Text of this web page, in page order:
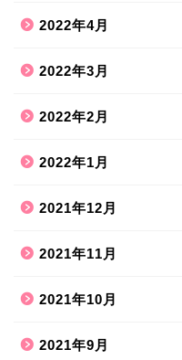
2022年4月
2022年3月
2022年2月
2022年1月
2021年12月
2021年11月
2021年10月
2021年9月